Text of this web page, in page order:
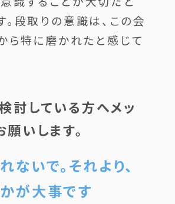
。段取りの意識は、この会
ら特に磨かれたと感じて
討している方へメッ
いします。
ないで。それより、
が大事です